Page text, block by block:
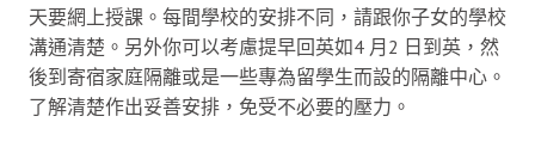
天要網上授課。每間學校的安排不同，請跟你子女的學校
溝通清楚。另外你可以考慮提早回英如4 月2 日到英，然
後到寄宿家庭隔離或是一些專為留學生而設的隔離中心。
了解清楚作出妥善安排，免受不必要的壓力。